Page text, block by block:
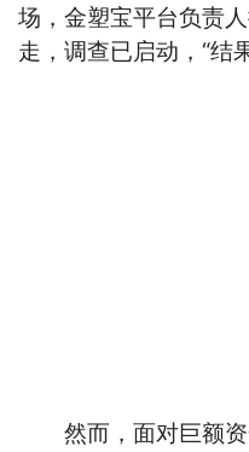
场，金塑宝平台负责
走，调查已启动，“结
然而，面对巨额资